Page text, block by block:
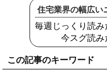
住宅業界の幅広い
毎週じっくり読み
今スグ読み
この記事のキーワード